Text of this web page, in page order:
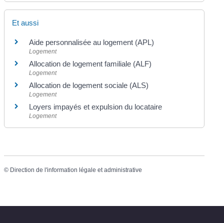
Et aussi
Aide personnalisée au logement (APL)
Logement
Allocation de logement familiale (ALF)
Logement
Allocation de logement sociale (ALS)
Logement
Loyers impayés et expulsion du locataire
Logement
© Direction de l'information légale et administrative